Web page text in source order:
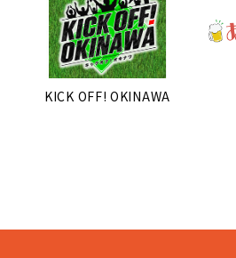
KICK OFF! OKINAWA